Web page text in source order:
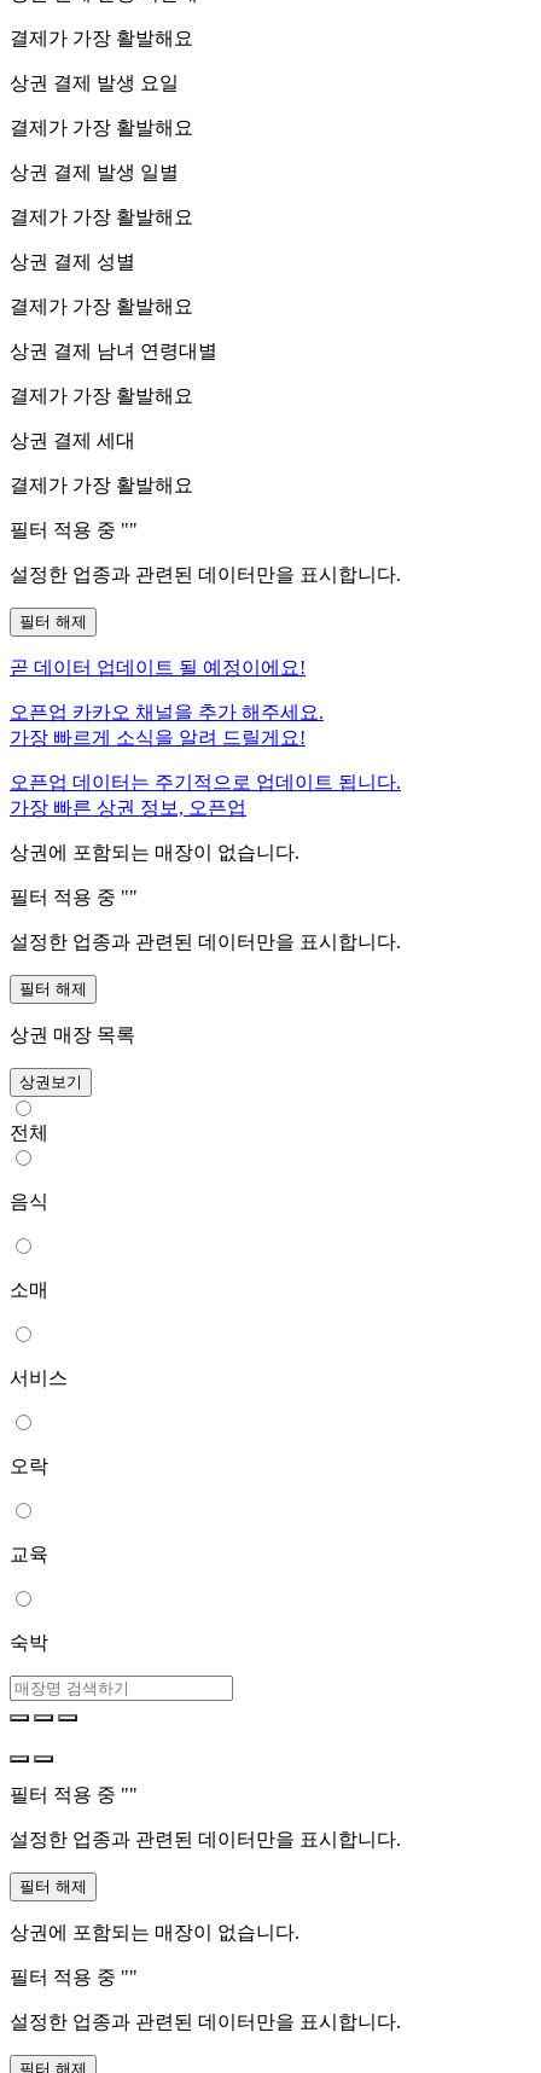
결제가 가장 활발해요
상권 결제 발생 요일
결제가 가장 활발해요
상권 결제 발생 일별
결제가 가장 활발해요
상권 결제 성별
결제가 가장 활발해요
상권 결제 남녀 연령대별
결제가 가장 활발해요
상권 결제 세대
결제가 가장 활발해요
필터 적용 중 ""
설정한 업종과 관련된 데이터만을 표시합니다.
필터 해제
곧 데이터 업데이트 될 예정이에요!
오픈업 카카오 채널을 추가 해주세요.
가장 빠르게 소식을 알려 드릴게요!
오픈업 데이터는 주기적으로 업데이트 됩니다.
가장 빠른 상권 정보, 오픈업
상권에 포함되는 매장이 없습니다.
필터 적용 중 ""
설정한 업종과 관련된 데이터만을 표시합니다.
필터 해제
상권 매장 목록
상권보기
전체
음식
소매
서비스
오락
교육
숙박
필터 적용 중 ""
설정한 업종과 관련된 데이터만을 표시합니다.
필터 해제
상권에 포함되는 매장이 없습니다.
필터 적용 중 ""
설정한 업종과 관련된 데이터만을 표시합니다.
필터 해제